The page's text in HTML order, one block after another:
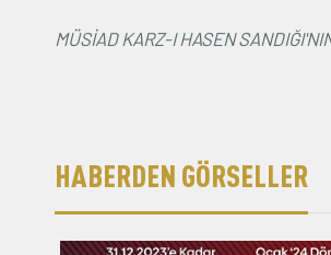
MÜSİAD KARZ-I HASEN
HABERDEN GÖRSELLER